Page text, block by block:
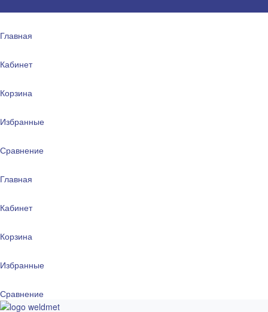
Главная
Кабинет
Корзина
Избранные
Сравнение
Главная
Кабинет
Корзина
Избранные
Сравнение